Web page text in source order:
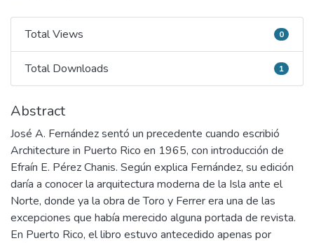
Total Views
Total Views 0
Total Downloads
Total Downloads 1
Abstract
José A. Fernández sentó un precedente cuando escribió
Architecture in Puerto Rico en 1965, con introducción de
Efraín E. Pérez Chanis. Según explica Fernández, su edición
daría a conocer la arquitectura moderna de la Isla ante el
Norte, donde ya la obra de Toro y Ferrer era una de las
excepciones que había merecido alguna portada de revista.
En Puerto Rico, el libro estuvo antecedido apenas por